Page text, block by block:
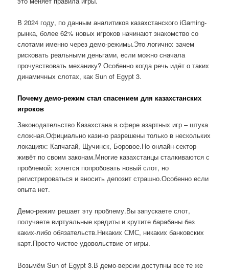
В 2024 году, по данным аналитиков казахстанского iGaming-
рынка, более 62% новых игроков начинают знакомство со
слотами именно через демо-режимы.Это логично: зачем
рисковать реальными деньгами, если можно сначала
прочувствовать механику? Особенно когда речь идёт о таких
динамичных слотах, как Sun of Egypt 3.
Почему демо-режим стал спасением для казахстанских
игроков
Законодательство Казахстана в сфере азартных игр – штука
сложная.Официально казино разрешены только в нескольких
локациях: Капчагай, Щучинск, Боровое.Но онлайн-сектор
живёт по своим законам.Многие казахстанцы сталкиваются с
проблемой: хочется попробовать новый слот, но
регистрироваться и вносить депозит страшно.Особенно если
опыта нет.
Демо-режим решает эту проблему.Вы запускаете слот,
получаете виртуальные кредиты и крутите барабаны без
каких-либо обязательств.Никаких СМС, никаких банковских
карт.Просто чистое удовольствие от игры.
Возьмём Sun of Egypt 3.В демо-версии доступны все те же